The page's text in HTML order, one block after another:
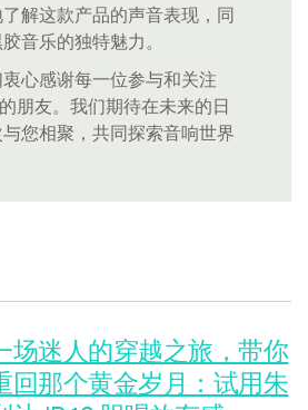
解这款产品的声音表现，同
音乐的独特魅力。
心感谢每一位参与和关注
朋友。我们期待在未来的日
您相聚，共同探索音响世界
场迷人的穿越之旅，带你
回那个黄金岁月：试用朱